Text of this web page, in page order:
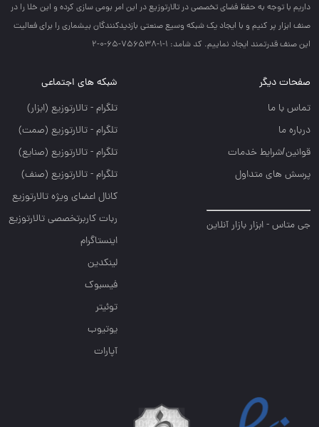
داريم با توجه به حفظ فضاي تخصصي در تالارتوزيع در اين امر بومي سازي كرده و اين خلا را در
صنف ابزار پر كنيم و با ايجاد يك شبكه وسيع صنعتي بازديدكنندگان بيشماري را براي فعاليت
اين صنف قدرتمند ايجاد نماييم. کد شامد: 1-1-756538-65-0-2
صفحات دیگر
تماس با ما
درباره ما
قوانین/شرایط خدمات
پرسش های متداول
جی متاس - ابزار بازار آنلاین
شبکه های اجتماعی
تلگرام - تالارتوزيع (ابزار)
تلگرام - تالارتوزيع (صمت)
تلگرام - تالارتوزيع (صنايع)
تلگرام - تالارتوزیع (صنف)
کانال اعضای ویژه تالارتوزیع
ربات کاربرتخصصی تالارتوزیع
اینستاگرام
لینکدین
فیسبوک
توئیتر
یوتیوب
آپارات